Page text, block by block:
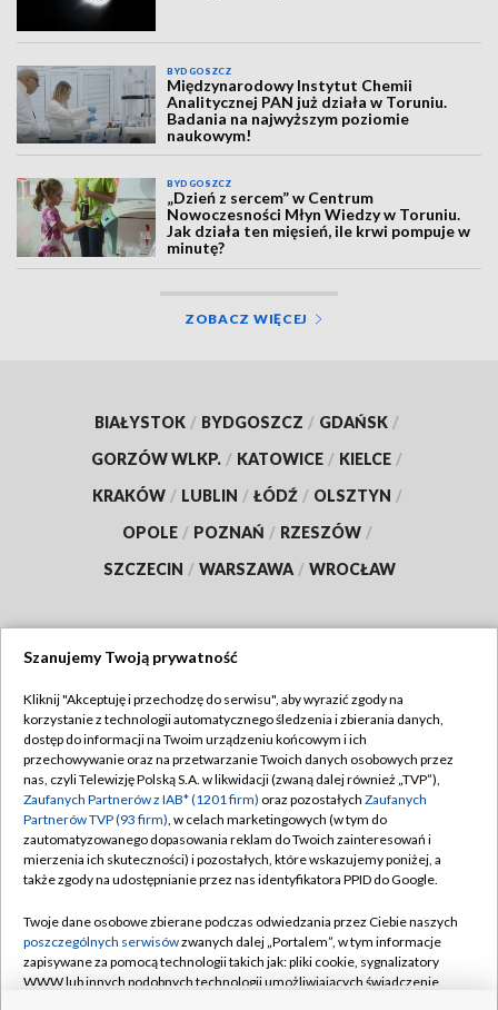
BYDGOSZCZ
Międzynarodowy Instytut Chemii
Analitycznej PAN już działa w Toruniu.
Badania na najwyższym poziomie
naukowym!
BYDGOSZCZ
„Dzień z sercem” w Centrum
Nowoczesności Młyn Wiedzy w Toruniu.
Jak działa ten mięsień, ile krwi pompuje w
minutę?
ZOBACZ WIĘCEJ
BIAŁYSTOK / BYDGOSZCZ / GDAŃSK /
GORZÓW WLKP. / KATOWICE / KIELCE /
KRAKÓW / LUBLIN / ŁÓDŹ / OLSZTYN /
OPOLE / POZNAŃ / RZESZÓW /
SZCZECIN / WARSZAWA / WROCŁAW
TVP
Abonament TVP
Emisja w TVP
Centrum informacji TVP
Naziemna Telewizja Cyfrowa
Rada Programowa
System NOS
Regulamin TVP
Polityka prywatności
Moje zgody
Pomoc
Kontakt
Szanujemy Twoją prywatność
Kliknij "Akceptuję i przechodzę do serwisu", aby wyrazić zgody na
korzystanie z technologii automatycznego śledzenia i zbierania danych,
dostęp do informacji na Twoim urządzeniu końcowym i ich
przechowywanie oraz na przetwarzanie Twoich danych osobowych przez
nas, czyli Telewizję Polską S.A. w likwidacji (zwaną dalej również „TVP”),
Zaufanych Partnerów z IAB* (1201 firm) oraz pozostałych Zaufanych
Partnerów TVP (93 firm), w celach marketingowych (w tym do
zautomatyzowanego dopasowania reklam do Twoich zainteresowań i
mierzenia ich skuteczności) i pozostałych, które wskazujemy poniżej, a
także zgody na udostępnianie przez nas identyfikatora PPID do Google.
Twoje dane osobowe zbierane podczas odwiedzania przez Ciebie naszych
poszczególnych serwisówzwanych dalej „Portalem”, w tym informacje
zapisywane za pomocą technologii takich jak: pliki cookie, sygnalizatory
WWW lub innych podobnych technologii umożliwiających świadczenie